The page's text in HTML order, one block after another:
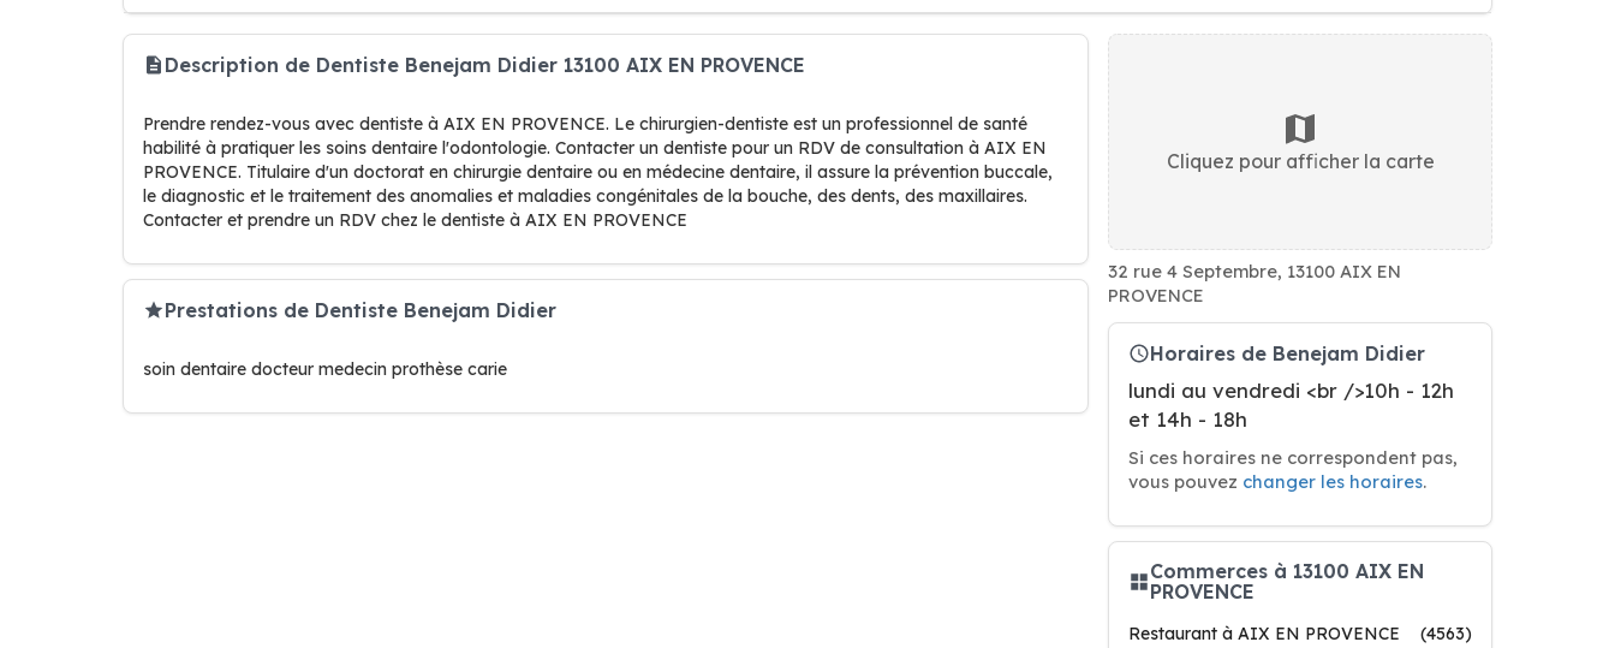
Description de Dentiste Benejam Didier 13100 AIX EN PROVENCE
Prendre rendez-vous avec dentiste à AIX EN PROVENCE. Le chirurgien-dentiste est un professionnel de santé
habilité à pratiquer les soins dentaire l'odontologie. Contacter un dentiste pour un RDV de consultation à AIX EN
PROVENCE. Titulaire d'un doctorat en chirurgie dentaire ou en médecine dentaire, il assure la prévention buccale,
le diagnostic et le traitement des anomalies et maladies congénitales de la bouche, des dents, des maxillaires.
Contacter et prendre un RDV chez le dentiste à AIX EN PROVENCE
Prestations de Dentiste Benejam Didier
soin dentaire docteur medecin prothèse carie
Cliquez pour afficher la carte
32 rue 4 Septembre, 13100 AIX EN
PROVENCE
Horaires de Benejam Didier
lundi au vendredi <br />10h - 12h
et 14h - 18h
Si ces horaires ne correspondent pas,
vous pouvez changer les horaires.
Commerces à 13100 AIX EN
PROVENCE
Restaurant à AIX EN PROVENCE
(4563)